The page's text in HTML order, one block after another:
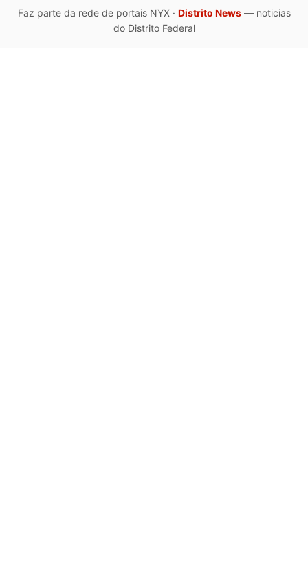
Faz parte da rede de portais NYX · Distrito News— noticias
do Distrito Federal